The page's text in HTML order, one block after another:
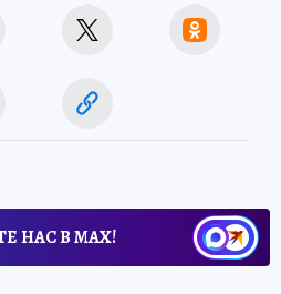
НАС В МАХ!